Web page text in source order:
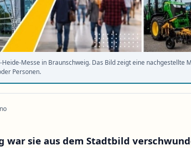
Messe in Braunschweig. Das Bild zeigt eine nachgestellte
Personen.
war sie aus dem Stadtbild